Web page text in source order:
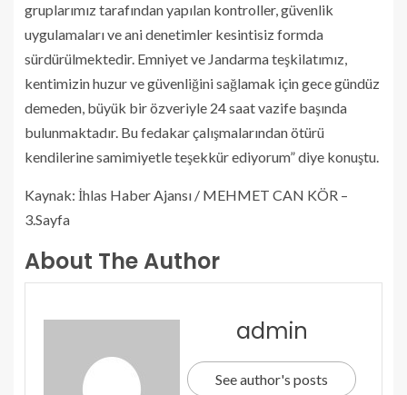
gruplarımız tarafından yapılan kontroller, güvenlik
uygulamaları ve ani denetimler kesintisiz formda
sürdürülmektedir. Emniyet ve Jandarma teşkilatımız,
kentimizin huzur ve güvenliğini sağlamak için gece gündüz
demeden, büyük bir özveriyle 24 saat vazife başında
bulunmaktadır. Bu fedakar çalışmalarından ötürü
kendilerine samimiyetle teşekkür ediyorum” diye konuştu.
Kaynak: İhlas Haber Ajansı / MEHMET CAN KÖR –
3.Sayfa
About The Author
admin
See author's posts